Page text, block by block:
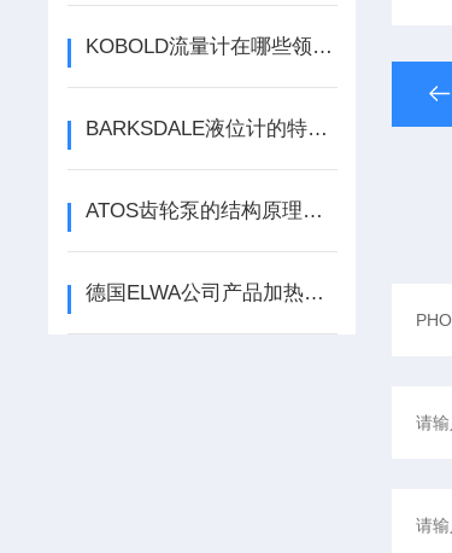
KOBOLD流量计在哪些领域中应用最为广泛？
BARKSDALE液位计的特点是什么？有哪些应用？
ATOS齿轮泵的结构原理与液压系统供油性能解析
德国ELWA公司产品加热器介绍